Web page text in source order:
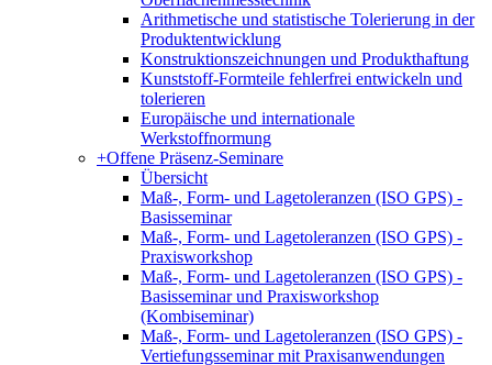
Arithmetische und statistische Tolerierung in der
Produktentwicklung
Konstruktionszeichnungen und Produkthaftung
Kunststoff-Formteile fehlerfrei entwickeln und
tolerieren
Europäische und internationale
Werkstoffnormung
+Offene Präsenz-Seminare
Übersicht
Maß-, Form- und Lagetoleranzen (ISO GPS) -
Basisseminar
Maß-, Form- und Lagetoleranzen (ISO GPS) -
Praxisworkshop
Maß-, Form- und Lagetoleranzen (ISO GPS) -
Basisseminar und Praxisworkshop
(Kombiseminar)
Maß-, Form- und Lagetoleranzen (ISO GPS) -
Vertiefungsseminar mit Praxisanwendungen